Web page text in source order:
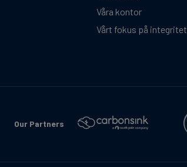
Våra kontor
Vårt fokus på integritet
Our Partners